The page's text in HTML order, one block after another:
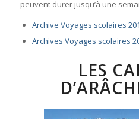
peuvent durer jusqu’à une
Archive Voyages scolaires
Archives Voyages scolaires
LES